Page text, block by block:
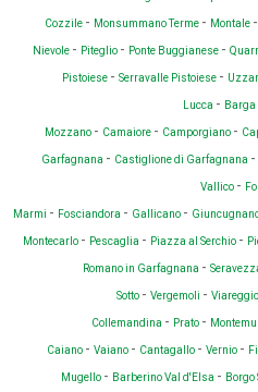
Cozzile - Monsummano Terme - Montale -
Nievole - Piteglio - Ponte Buggianese -
Pistoiese - Serravalle Pistoiese -
Lucca - Barga
Mozzano - Camaiore - Camporgiano -
Garfagnana - Castiglione di Garfagnana -
Vallico -
Marmi - Fosciandora - Gallicano -
Montecarlo - Pescaglia - Piazza al Serchio -
Romano in Garfagnana -
Sotto - Vergemoli - Viareggio
Collemandina - Prato -
Caiano - Vaiano - Cantagallo - Vernio -
Mugello - Barberino Val d'Elsa - Borgo